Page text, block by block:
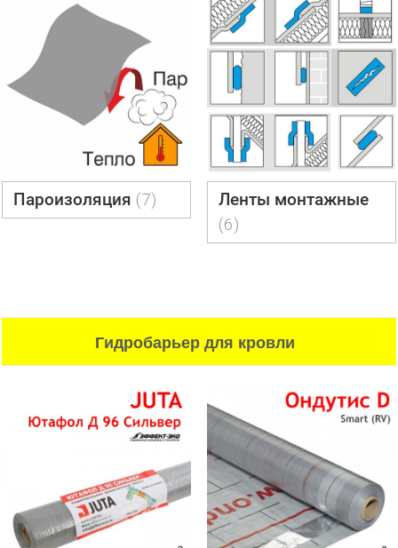
Пароизоляция (7)
Ленты монтажные
(6)
Гидробарьер для кровли